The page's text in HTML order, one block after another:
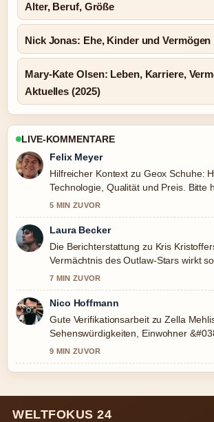
Alter, Beruf, Größe
Nick Jonas: Ehe, Kinder und Vermögen
Mary-Kate Olsen: Leben, Karriere,
Aktuelles (2025)
LIVE-KOMMENTARE
Felix Meyer
Hilfreicher Kontext zu Geox Schuhe:
Technologie, Qualität und Preis. Bitte
Liveticker aktuell.
5 MIN ZUVOR
Laura Becker
Die Berichterstattung zu Kris
Vermächtnis des Outlaw-Stars wirkt
nachvollziehbar.
7 MIN ZUVOR
Nico Hoffmann
Gute Verifikationsarbeit zu Zella
Sehenswürdigkeiten, Einwohner
Medien sollten so schreiben.
9 MIN ZUVOR
WELTFOKUS 24